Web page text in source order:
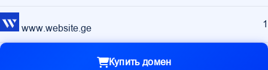
www.website.ge 1
Купить домен